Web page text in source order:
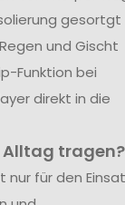
gesortgt
und Gischt
Funktion bei
direkt in die
Alltag tragen?
nur für den